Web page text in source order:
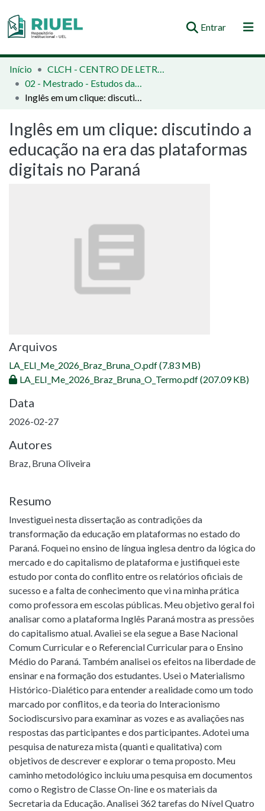
Entrar(current)
Orientações e Normas
Comunidades e Coleções
Estatísticas
Início
CLCH - CENTRO DE LETRAS E CIÊNCIAS HUMANAS
02 - Mestrado - Estudos da Linguagem
Inglês em um clique: discutindo a educação na era das plataformas digitais no Paraná
Inglês em um clique: discutindo a
educação na era das plataformas
digitais no Paraná
Arquivos
LA_ELI_Me_2026_Braz_Bruna_O.pdf(7.83 MB)
LA_ELI_Me_2026_Braz_Bruna_O_Termo.pdf(207.09 KB)
Data
2026-02-27
Autores
Braz, Bruna Oliveira
Resumo
Investiguei nesta dissertação as contradições da
transformação da educação em plataformas no estado do
Paraná. Foquei no ensino de língua inglesa dentro da lógica do
mercado e do capitalismo de plataforma e justifiquei este
estudo por conta do conflito entre os relatórios oficiais de
sucesso e a falta de conhecimento que vi na minha prática
como professora em escolas públicas. Meu objetivo geral foi
analisar como a plataforma Inglês Paraná mostra as pressões
do capitalismo atual. Avaliei se ela segue a Base Nacional
Comum Curricular e o Referencial Curricular para o Ensino
Médio do Paraná. Também analisei os efeitos na liberdade de
ensinar e na formação dos estudantes. Usei o Materialismo
Histórico-Dialético para entender a realidade como um todo
marcado por conflitos, e da teoria do Interacionismo
Sociodiscursivo para examinar as vozes e as avaliações nas
respostas das participantes e dos participantes. Adotei uma
pesquisa de natureza mista (quanti e qualitativa) com
objetivos de descrever e explorar o tema proposto. Meu
caminho metodológico incluiu uma pesquisa em documentos
como o Registro de Classe On-line e os materiais da
Secretaria da Educação. Analisei 362 tarefas do Nível Quatro